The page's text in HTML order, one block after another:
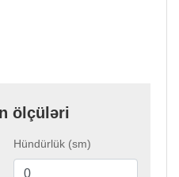
ölçüləri
Hündürlük (sm)